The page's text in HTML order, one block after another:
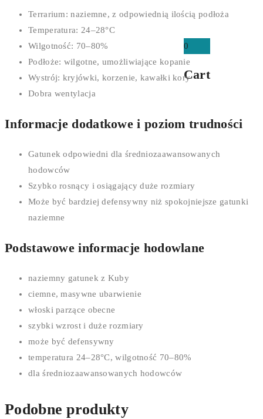
0
Cart
Terrarium: naziemne, z odpowiednią ilością podłoża
Temperatura: 24–28°C
Wilgotność: 70–80%
Podłoże: wilgotne, umożliwiające kopanie
Wystrój: kryjówki, korzenie, kawałki kory
Dobra wentylacja
Informacje dodatkowe i poziom trudności
Gatunek odpowiedni dla średniozaawansowanych
hodowców
Szybko rosnący i osiągający duże rozmiary
Może być bardziej defensywny niż spokojniejsze gatunki
naziemne
Podstawowe informacje hodowlane
naziemny gatunek z Kuby
ciemne, masywne ubarwienie
włoski parzące obecne
szybki wzrost i duże rozmiary
może być defensywny
temperatura 24–28°C, wilgotność 70–80%
dla średniozaawansowanych hodowców
Podobne produkty